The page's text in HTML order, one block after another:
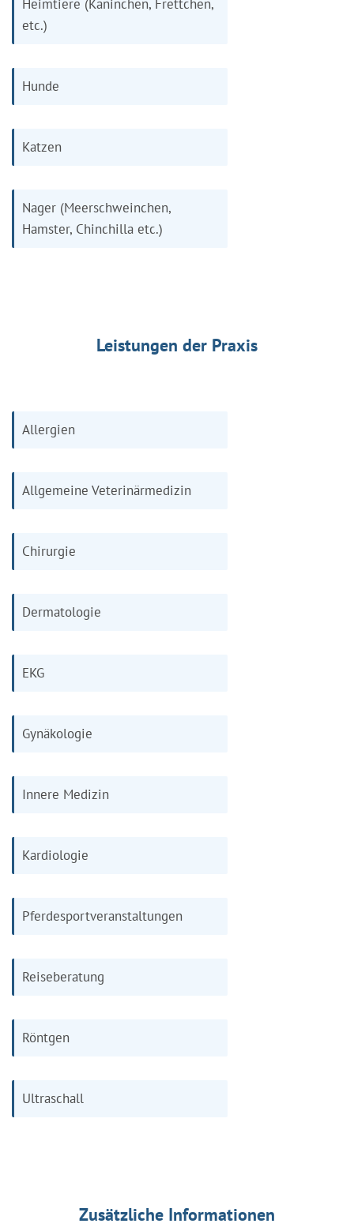
Heimtiere (Kaninchen, Frettchen,
etc.)
Hunde
Katzen
Nager (Meerschweinchen,
Hamster, Chinchilla etc.)
Leistungen der Praxis
Allergien
Allgemeine Veterinärmedizin
Chirurgie
Dermatologie
EKG
Gynäkologie
Innere Medizin
Kardiologie
Pferdesportveranstaltungen
Reiseberatung
Röntgen
Ultraschall
Zusätzliche Informationen